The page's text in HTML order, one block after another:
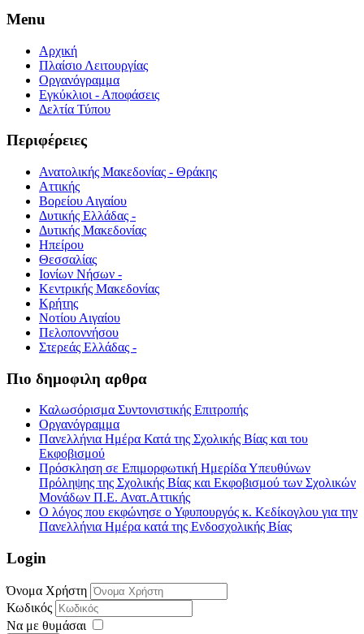
Menu
Αρχική
Πλαίσιο Λειτουργίας
Οργανόγραμμα
Εγκύκλιοι - Αποφάσεις
Δελτία Τύπου
Περιφέρειες
Ανατολικής Μακεδονίας - Θράκης
Αττικής
Βορείου Αιγαίου
Δυτικής Ελλάδας -
Δυτικής Μακεδονίας
Ηπείρου
Θεσσαλίας
Ιονίων Νήσων -
Κεντρικής Μακεδονίας
Κρήτης
Νοτίου Αιγαίου
Πελοποννήσου
Στερεάς Ελλάδας -
Πιο δημοφιλη αρθρα
Καλωσόρισμα Συντονιστικής Επιτροπής
Οργανόγραμμα
Πανελλήνια Ημέρα Κατά της Σχολικής Βίας και του
Εκφοβισμού
Πρόσκληση σε Επιμορφωτική Ημερίδα Υπευθύνων
Πρόληψης της Σχολικής Βίας και Εκφοβισμού των Σχολικών
Μονάδων Π.Ε. Ανατ.Αττικής
Ο λόγος που εκφώνησε ο Υφυπουργός κ. Κεδίκογλου για την
Πανελλήνια Ημέρα κατά της Ενδοσχολικής Βίας
Login
Όνομα Χρήστη
Κωδικός
Να με θυμάσαι